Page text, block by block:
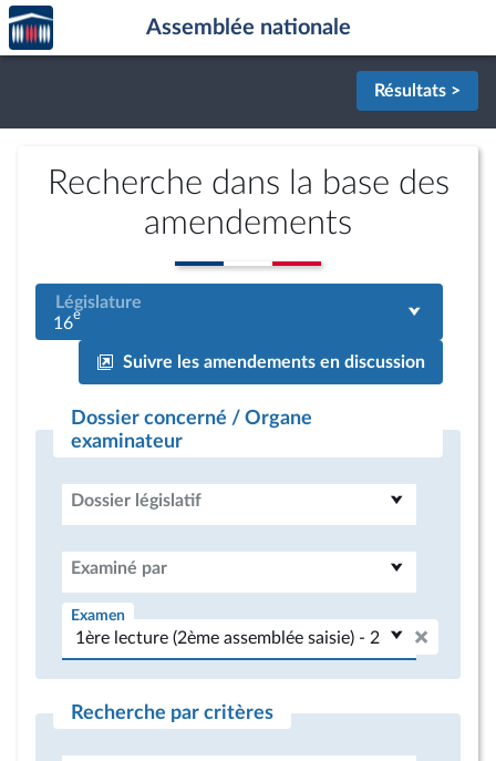
Aller au contenu
Aller en bas de la page
Accèder
à la
page
Assemblée nationale
Résultats >
Recherche dans la base des
amendements
Législature
16e
Suivre les amendements en discussion
Dossier concerné / Organe
examinateur
Dossier législatif
Examiné par
Examen
Recherche par critères